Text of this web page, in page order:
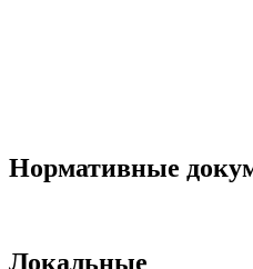
Нормативные
Локальные